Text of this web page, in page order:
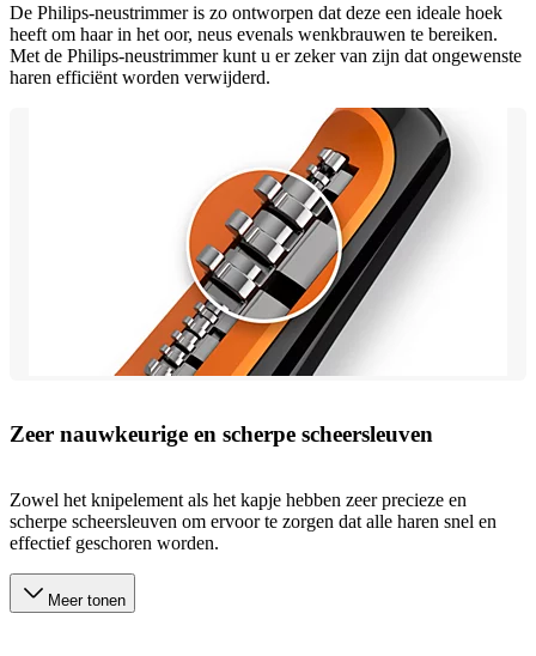
De Philips-neustrimmer is zo ontworpen dat deze een ideale hoek
heeft om haar in het oor, neus evenals wenkbrauwen te bereiken.
Met de Philips-neustrimmer kunt u er zeker van zijn dat ongewenste
haren efficiënt worden verwijderd.
Zeer nauwkeurige en scherpe scheersleuven
Zowel het knipelement als het kapje hebben zeer precieze en
scherpe scheersleuven om ervoor te zorgen dat alle haren snel en
effectief geschoren worden.
Meer tonen